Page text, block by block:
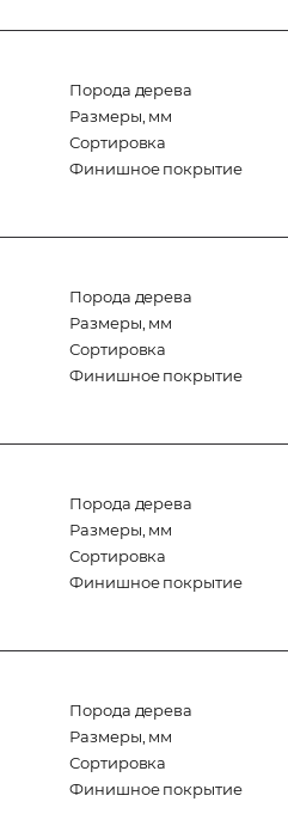
Порода дерева
Размеры, мм
Сортировка
Финишное покрытие
Порода дерева
Размеры, мм
Сортировка
Финишное покрытие
Порода дерева
Размеры, мм
Сортировка
Финишное покрытие
Порода дерева
Размеры, мм
Сортировка
Финишное покрытие